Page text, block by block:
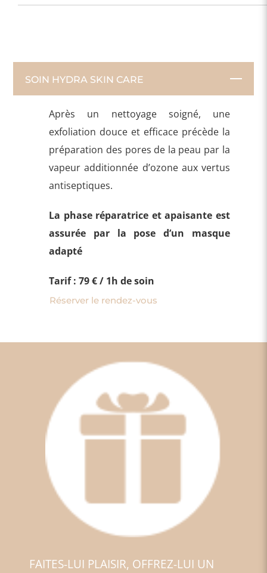
SOIN HYDRA SKIN CARE
Après un nettoyage soigné, une
exfoliation douce et efficace précède la
préparation des pores de la peau par la
vapeur additionnée d’ozone aux vertus
antiseptiques.
La phase réparatrice et apaisante est
assurée par la pose d’un masque
adapté
Tarif : 79 € / 1h de soin
Réserver le rendez-vous
FAITES-LUI PLAISIR, OFFREZ-LUI UN